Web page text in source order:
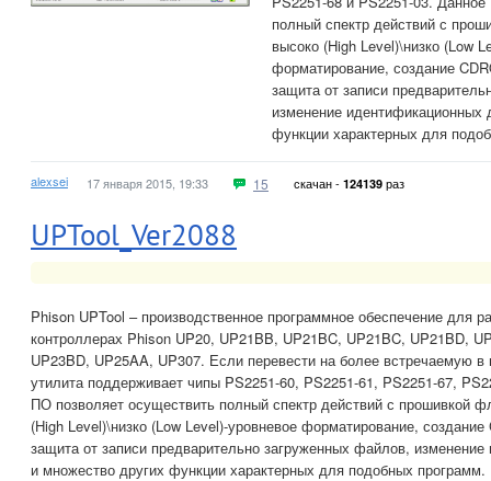
полный спектр действий с
высоко (High Level)\низко (Low
форматирование, создание
защита от записи
изменение
функции характерных для
alexsei 17 января 2015, 19:33 15 скачан - 124139 раз
UPTool_Ver2088
Phison UPTool – производственное программное обеспечение для
контроллерах Phison UP20, UP21BB, UP21BC, UP21BC, UP21BD,
UP23BD, UP25AA, UP307. Если перевести на более встречаемую в
утилита поддерживает чипы PS2251-60, PS2251-61, PS2251-67,
ПО позволяет осуществить полный спектр действий с прошивкой
(High Level)\низко (Low Level)-уровневое форматирование,
защита от записи предварительно загруженных файлов,
и множество других функции характерных для подобных программ.